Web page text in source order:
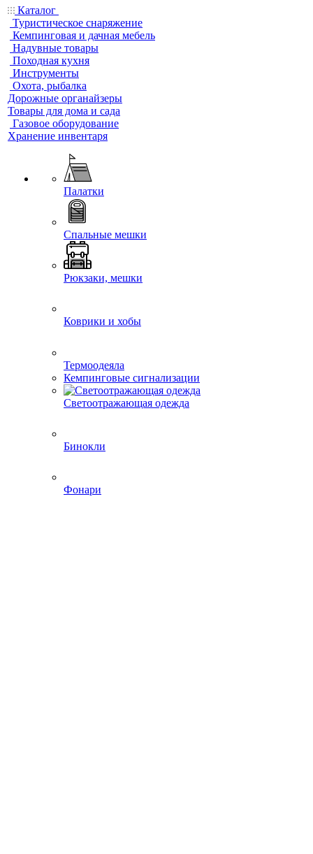
Каталог
Туристическое снаряжение
Кемпинговая и дачная мебель
Надувные товары
Походная кухня
Инструменты
Охота, рыбалка
Дорожные органайзеры
Товары для дома и сада
Газовое оборудование
Хранение инвентаря
Палатки
Спальные мешки
Рюкзаки, мешки
Коврики и хобы
Термоодеяла
Кемпинговые сигнализации
Светоотражающая одежда
Бинокли
Фонари